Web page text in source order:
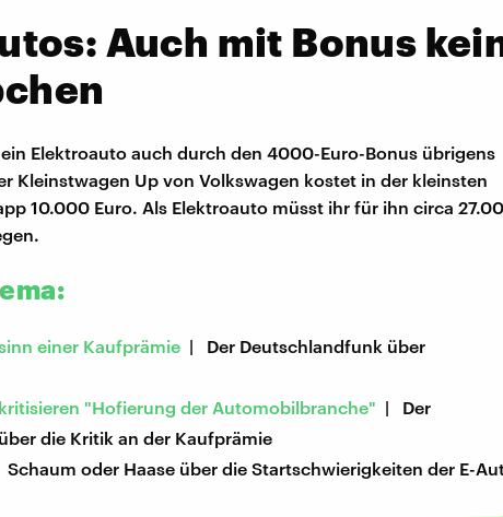
Auch mit Bonus
Elektroauto auch durch den 4000-Euro-Bonus übrigens
Kleinstwagen Up von Volkswagen kostet in der kleinsten
10.000 Euro. Als Elektroauto müsst ihr für ihn circa
einer Kaufprämie | Der Deutschlandfunk über
"Hofierung der Automobilbranche" | Der
die Kritik an der Kaufprämie
oder Haase über die Startschwierigkeiten der E-